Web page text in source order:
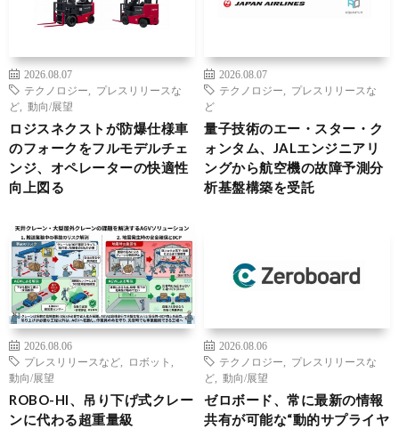
2026.08.07
テクノロジー
プレスリリースな
ど
動向/展望
ロジスネクストが防爆仕様車
のフォークをフルモデルチェ
ンジ、オペレーターの快適性
向上図る
2026.08.07
テクノロジー
プレスリリースな
ど
量子技術のエー・スター・ク
ォンタム、JALエンジニアリ
ングから航空機の故障予測分
析基盤構築を受託
2026.08.06
プレスリリースなど
ロボット
動向/展望
ROBO-HI、吊り下げ式クレー
ンに代わる超重量級
2026.08.06
テクノロジー
プレスリリースな
ど
動向/展望
ゼロボード、常に最新の情報
共有が可能な“動的サプライヤ